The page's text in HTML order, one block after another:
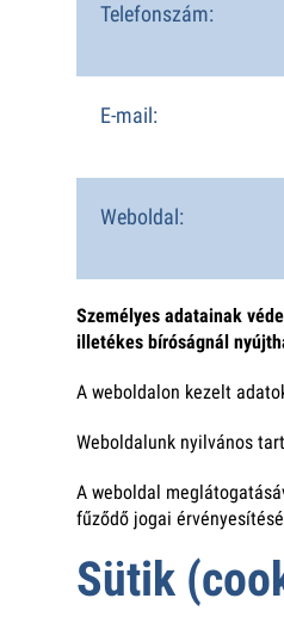
Telefonszám:
E-mail:
Weboldal:
Személyes adatainak
illetékes bíróságnál
A weboldalon kezelt
Weboldalunk nyilvános
A weboldal
fűződő jogai
Sütik